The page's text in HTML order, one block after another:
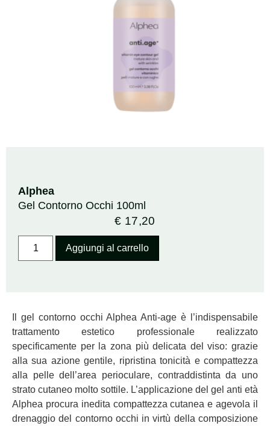
Alphea
Gel Contorno Occhi 100ml
€ 17,20
Aggiungi al carrello
Il gel contorno occhi Alphea Anti-age è l’indispensabile
trattamento estetico professionale realizzato
specificamente per la zona più delicata del viso: grazie
alla sua azione gentile, ripristina tonicità e compattezza
alla pelle dell’area perioculare, contraddistinta da uno
strato cutaneo molto sottile. L’applicazione del gel anti età
Alphea procura inedita compattezza cutanea e agevola il
drenaggio del contorno occhi in virtù della composizione